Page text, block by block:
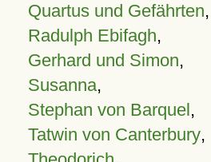
Quartus und Gefährten,
Radulph Ebifagh,
Gerhard und Simon,
Susanna,
Stephan von Barquel,
Tatwin von Canterbury,